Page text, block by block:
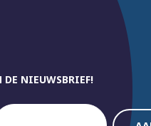
NIEUWSBRIEF!